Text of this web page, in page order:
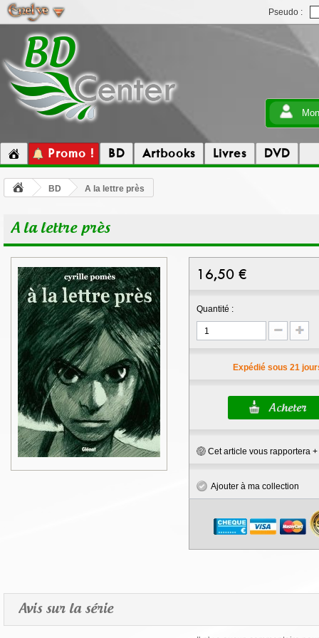
Pseudo :
Promo ! BD Artbooks Livres DVD
BD A la lettre près
A la lettre près
16,50 €
Quantité :
Expédié sous 21
Cet article vous rapportera +
Ajouter à ma collection
Avis sur la série